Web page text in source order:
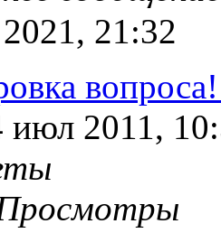
21:32
июл 2011,